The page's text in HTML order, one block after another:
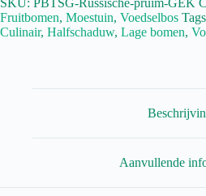
SKU: PBTSG-Russische-pruim-GEK
Fruitbomen, Moestuin, Voedselbos
Culinair, Halfschaduw, Lage bomen,
Aanvullende